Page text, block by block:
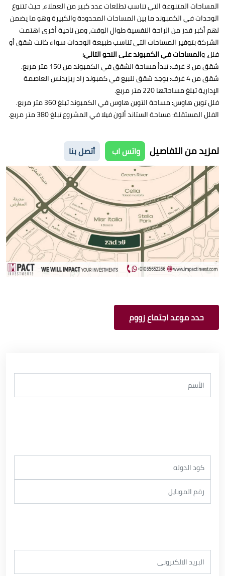
المساحات المتنوعة التي تناسب تطلعات عدد كبير من العملاء، حيث تتنوع
الوحدات في الكمبوند ما بين المساحات المحدودة والكبيرة وهو ما يضمن
لهم أكبر قدر من الراحة النفسية طوال الوقت، ومن ناحية أخرى اهتمت
الشركة بتوفير المساحات التي تناسب طبيعة الوحدات سواء كانت شقق أو
فلل، والمساحات في الكمبوند على النحو التالي:
شقق من 3 غرف: تبدأ مساحة الشقق في الكمبوند من 150 متر مربع.
شقق من 4 غرف: يوجد شقق للبيع في كمبوند زاد ريزيدنس العاصمة
الإدارية تبلغ مساحاتها 220 متر مربع.
فلل توين هاوس: مساحة التوين هاوس في الكمبوند تبلغ 360 متر مربع.
الفلل المستقلة: مساحة الستاند ألون فيلا في المشروع تبلغ 380 متر مربع.
لمزيد من التفاصيل واتس اب أتصل بنا
حدد موعد اجتماع زووم